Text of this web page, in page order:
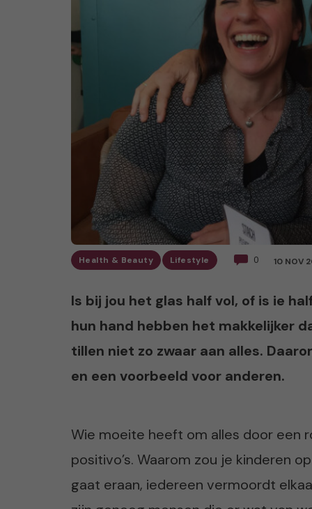
Health & Beauty Lifestyle 0 10 NOV
Is bij jou het glas half vol, of is ie
hun hand hebben het makkelijker
tillen niet zo zwaar aan alles.
en een voorbeeld voor anderen.
Wie moeite heeft om alles door een
positivo’s. Waarom zou je kinderen
gaat eraan, iedereen vermoordt